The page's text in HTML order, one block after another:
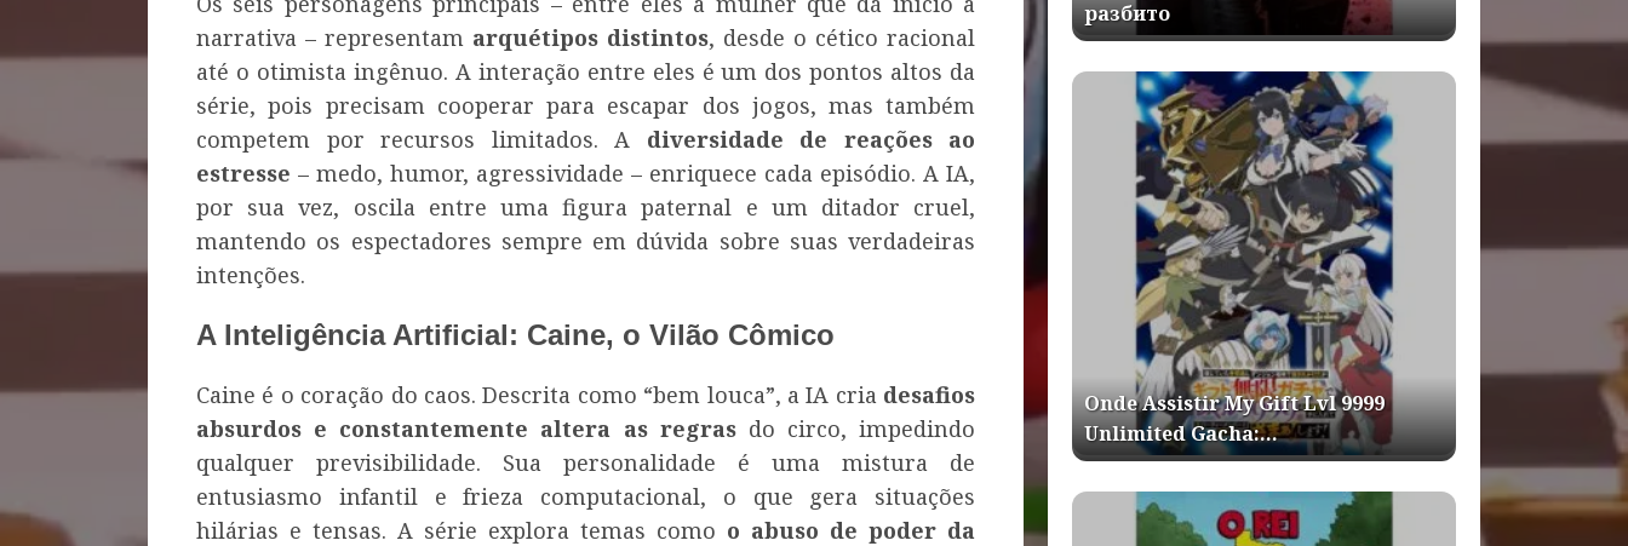
narrativa – representam arquétipos distintos, desde o cético racional
até o otimista ingênuo. A interação entre eles é um dos pontos altos da
série, pois precisam cooperar para escapar dos jogos, mas também
competem por recursos limitados. A diversidade de reações ao
estresse – medo, humor, agressividade – enriquece cada episódio. A IA,
por sua vez, oscila entre uma figura paternal e um ditador cruel,
mantendo os espectadores sempre em dúvida sobre suas verdadeiras
intenções.
A Inteligência Artificial: Caine, o Vilão Cômico
Caine é o coração do caos. Descrita como “bem louca”, a IA cria desafios
absurdos e constantemente altera as regrasdo circo, impedindo
qualquer previsibilidade. Sua personalidade é uma mistura de
entusiasmo infantil e frieza computacional, o que gera situações
hilárias e tensas. A série explora temas como o abuso de poder da
разбито
Onde Assistir My Gift Lvl 9999
Unlimited Gacha:…